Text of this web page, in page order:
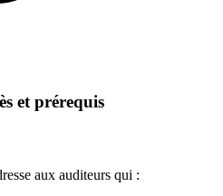
et prérequis
aux auditeurs qui :